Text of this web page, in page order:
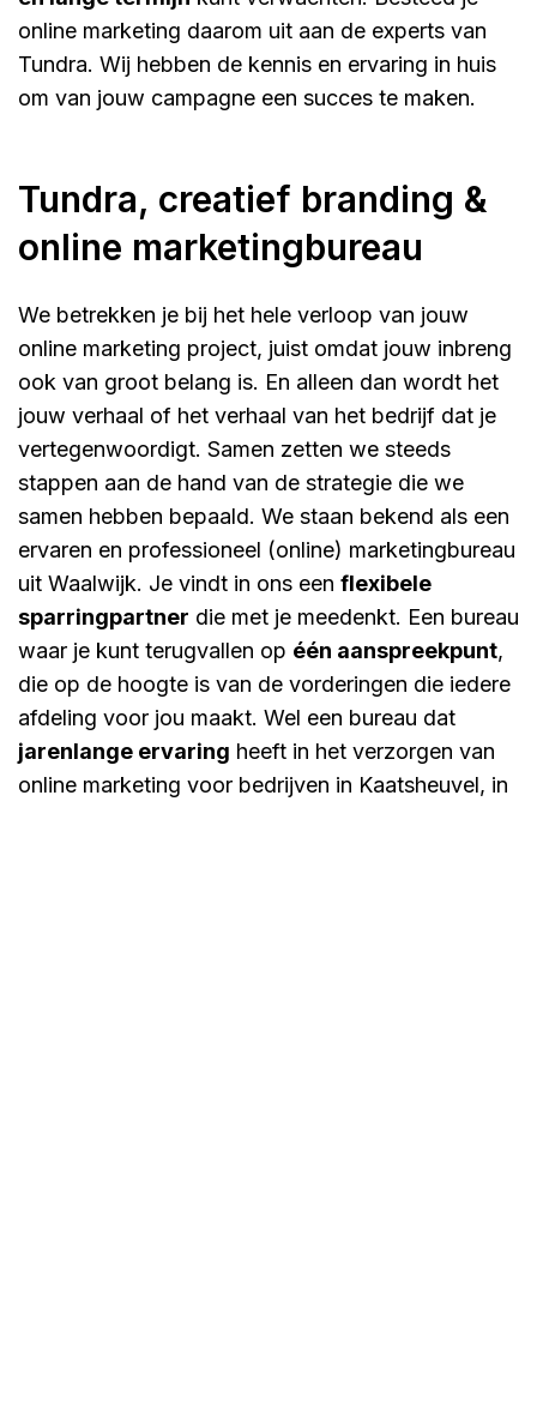
online marketing daarom uit aan de experts van
Tundra. Wij hebben de kennis en ervaring in huis
om van jouw campagne een succes te maken.
Tundra, creatief branding &
online marketingbureau
We betrekken je bij het hele verloop van jouw
online marketing project, juist omdat jouw inbreng
ook van groot belang is. En alleen dan wordt het
jouw verhaal of het verhaal van het bedrijf dat je
vertegenwoordigt. Samen zetten we steeds
stappen aan de hand van de strategie die we
samen hebben bepaald. We staan bekend als een
ervaren en professioneel (online) marketingbureau
uit Waalwijk. Je vindt in ons een flexibele
sparringpartner die met je meedenkt. Een bureau
waar je kunt terugvallen op één aanspreekpunt,
die op de hoogte is van de vorderingen die iedere
afdeling voor jou maakt. Wel een bureau dat
jarenlange ervaring heeft in het verzorgen van
online marketing voor bedrijven in Kaatsheuvel, in